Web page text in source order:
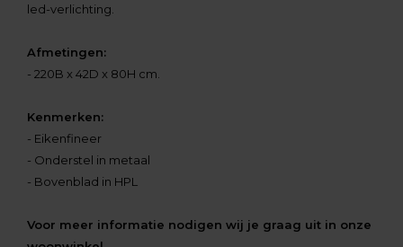
led-verlichting.
Afmetingen:
- 220B x 42D x 80H cm.
Kenmerken:
- Eikenfineer
- Onderstel in metaal
- Bovenblad in HPL
Voor meer informatie nodigen wij je graag uit in onze